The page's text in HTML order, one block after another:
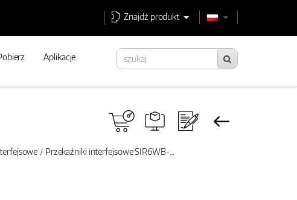
Znajdź produkt
Aplikacje
Przekaźniki interfejsowe SIR6WB-...